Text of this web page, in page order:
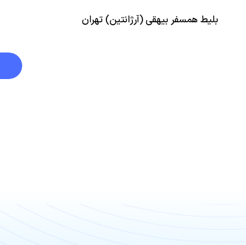
بلیط همسفر بیهقی (آرژانتین) تهران